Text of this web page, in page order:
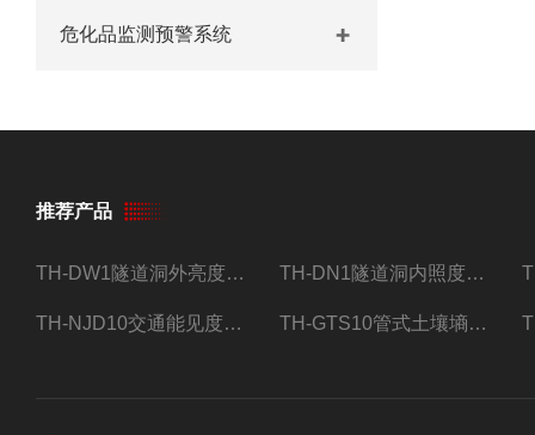
危化品监测预警系统
推荐产品
TH-DW1隧道洞外亮度检测器设备 TH-DN1隧道洞内照度检测器设备
TH-NJD10交通能见度监测站 TH-GTS10管式土壤墒情自动监测仪